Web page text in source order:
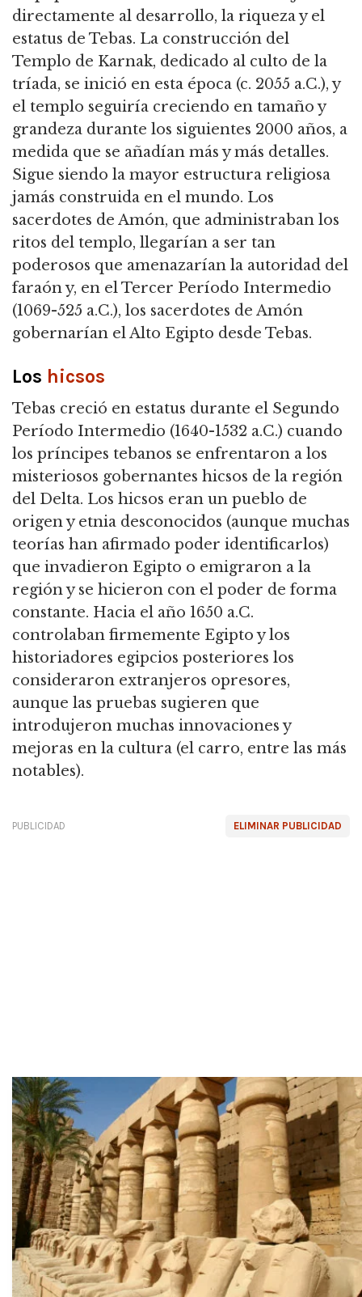
directamente al desarrollo, la riqueza y el
estatus de Tebas. La construcción del
Templo de Karnak, dedicado al culto de la
tríada, se inició en esta época (c. 2055 a.C.), y
el templo seguiría creciendo en tamaño y
grandeza durante los siguientes 2000 años, a
medida que se añadían más y más detalles.
Sigue siendo la mayor estructura religiosa
jamás construida en el mundo. Los
sacerdotes de Amón, que administraban los
ritos del templo, llegarían a ser tan
poderosos que amenazarían la autoridad del
faraón y, en el Tercer Período Intermedio
(1069-525 a.C.), los sacerdotes de Amón
gobernarían el Alto Egipto desde Tebas.
Los hicsos
Tebas creció en estatus durante el Segundo
Período Intermedio (1640-1532 a.C.) cuando
los príncipes tebanos se enfrentaron a los
misteriosos gobernantes hicsos de la región
del Delta. Los hicsos eran un pueblo de
origen y etnia desconocidos (aunque muchas
teorías han afirmado poder identificarlos)
que invadieron Egipto o emigraron a la
región y se hicieron con el poder de forma
constante. Hacia el año 1650 a.C.
controlaban firmemente Egipto y los
historiadores egipcios posteriores los
consideraron extranjeros opresores,
aunque las pruebas sugieren que
introdujeron muchas innovaciones y
mejoras en la cultura (el carro, entre las más
notables).
ELIMINAR PUBLICIDAD
PUBLICIDAD